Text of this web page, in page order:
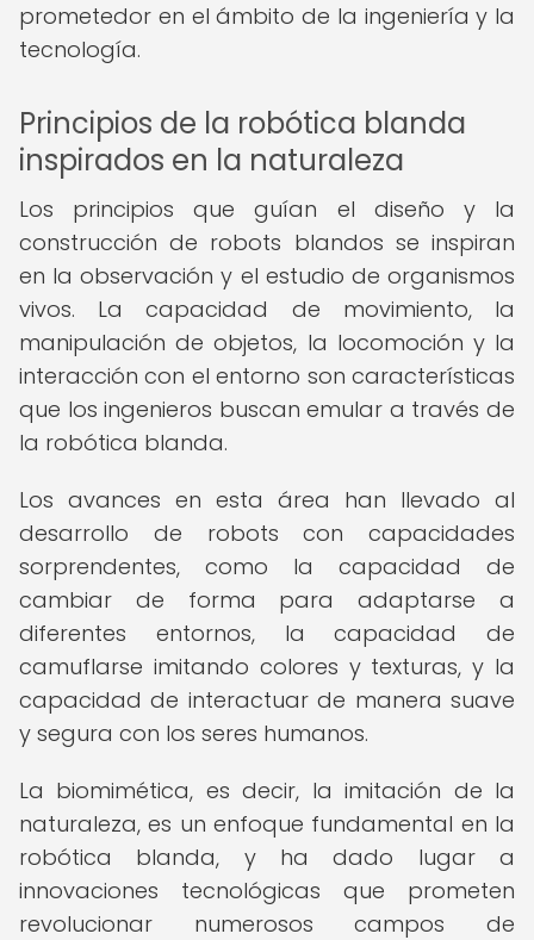
prometedor en el ámbito de la ingeniería y la
tecnología.
Principios de la robótica blanda
inspirados en la naturaleza
Los principios que guían el diseño y la
construcción de robots blandos se inspiran
en la observación y el estudio de organismos
vivos. La capacidad de movimiento, la
manipulación de objetos, la locomoción y la
interacción con el entorno son características
que los ingenieros buscan emular a través de
la robótica blanda.
Los avances en esta área han llevado al
desarrollo de robots con capacidades
sorprendentes, como la capacidad de
cambiar de forma para adaptarse a
diferentes entornos, la capacidad de
camuflarse imitando colores y texturas, y la
capacidad de interactuar de manera suave
y segura con los seres humanos.
La biomimética, es decir, la imitación de la
naturaleza, es un enfoque fundamental en la
robótica blanda, y ha dado lugar a
innovaciones tecnológicas que prometen
revolucionar numerosos campos de